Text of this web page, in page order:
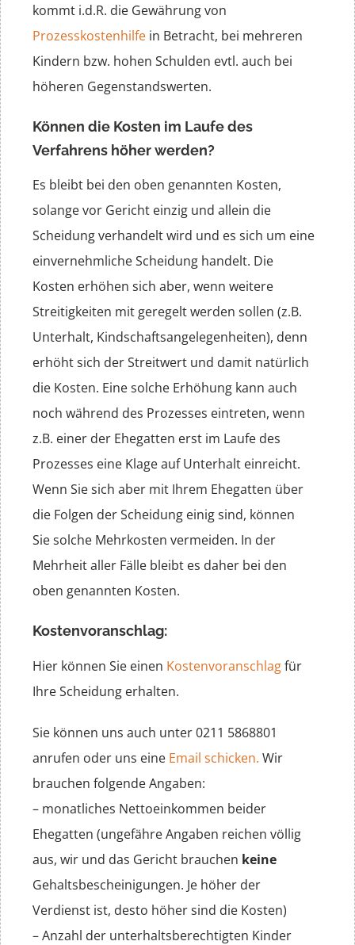
kommt i.d.R. die Gewährung von
Prozesskostenhilfe in Betracht, bei mehreren
Kindern bzw. hohen Schulden evtl. auch bei
höheren Gegenstandswerten.
Können die Kosten im Laufe des
Verfahrens höher werden?
Es bleibt bei den oben genannten Kosten,
solange vor Gericht einzig und allein die
Scheidung verhandelt wird und es sich um eine
einvernehmliche Scheidung handelt. Die
Kosten erhöhen sich aber, wenn weitere
Streitigkeiten mit geregelt werden sollen (z.B.
Unterhalt, Kindschaftsangelegenheiten), denn
erhöht sich der Streitwert und damit natürlich
die Kosten. Eine solche Erhöhung kann auch
noch während des Prozesses eintreten, wenn
z.B. einer der Ehegatten erst im Laufe des
Prozesses eine Klage auf Unterhalt einreicht.
Wenn Sie sich aber mit Ihrem Ehegatten über
die Folgen der Scheidung einig sind, können
Sie solche Mehrkosten vermeiden. In der
Mehrheit aller Fälle bleibt es daher bei den
oben genannten Kosten.
Kostenvoranschlag:
Hier können Sie einen Kostenvoranschlagfür
Ihre Scheidung erhalten.
Sie können uns auch unter 0211 5868801
anrufen oder uns eine Email schicken. Wir
brauchen folgende Angaben:
– monatliches Nettoeinkommen beider
Ehegatten (ungefähre Angaben reichen völlig
aus, wir und das Gericht brauchen keine
Gehaltsbescheinigungen. Je höher der
Verdienst ist, desto höher sind die Kosten)
– Anzahl der unterhaltsberechtigten Kinder